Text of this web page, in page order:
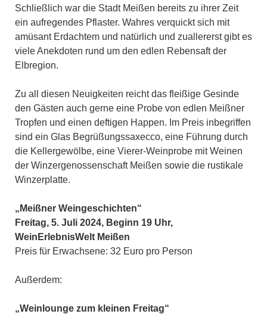
Schließlich war die Stadt Meißen bereits zu ihrer Zeit
ein aufregendes Pflaster. Wahres verquickt sich mit
amüsant Erdachtem und natürlich und zuallererst gibt es
viele Anekdoten rund um den edlen Rebensaft der
Elbregion.
Zu all diesen Neuigkeiten reicht das fleißige Gesinde
den Gästen auch gerne eine Probe von edlen Meißner
Tropfen und einen deftigen Happen. Im Preis inbegriffen
sind ein Glas Begrüßungssaxecco, eine Führung durch
die Kellergewölbe, eine Vierer-Weinprobe mit Weinen
der Winzergenossenschaft Meißen sowie die rustikale
Winzerplatte.
„Meißner Weingeschichten“
Freitag, 5. Juli 2024, Beginn 19 Uhr,
WeinErlebnisWelt Meißen
Preis für Erwachsene: 32 Euro pro Person
Außerdem:
„Weinlounge zum kleinen Freitag“